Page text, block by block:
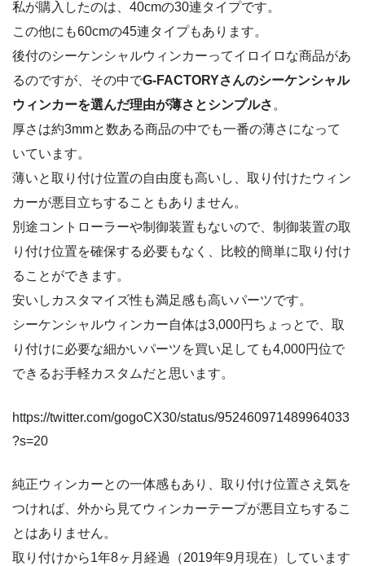
私が購入したのは、40cmの30連タイプです。
この他にも60cmの45連タイプもあります。
後付のシーケンシャルウィンカーってイロイロな商品があ
るのですが、その中でG-FACTORYさんのシーケンシャル
ウィンカーを選んだ理由が薄さとシンプルさ 。
厚さは約3mmと数ある商品の中でも一番の薄さになって
いています。
薄いと取り付け位置の自由度も高いし、取り付けたウィン
カーが悪目立ちすることもありません。
別途コントローラーや制御装置もないので、制御装置の取
り付け位置を確保する必要もなく、比較的簡単に取り付け
ることができます。
安いしカスタマイズ性も満足感も高いパーツです。
シーケンシャルウィンカー自体は3,000円ちょっとで、取
り付けに必要な細かいパーツを買い足しても4,000円位で
できるお手軽カスタムだと思います。
https://twitter.com/gogoCX30/status/952460971489964033
?s=20
純正ウィンカーとの一体感もあり、取り付け位置さえ気を
つければ、外から見てウィンカーテープが悪目立ちするこ
とはありません。
取り付けから1年8ヶ月経過（2019年9月現在）しています